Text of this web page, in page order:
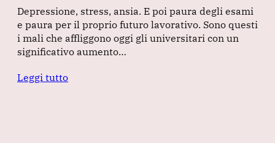
Depressione, stress, ansia. E poi paura degli esami
e paura per il proprio futuro lavorativo. Sono questi
i mali che affliggono oggi gli universitari con un
significativo aumento…
Leggi tutto